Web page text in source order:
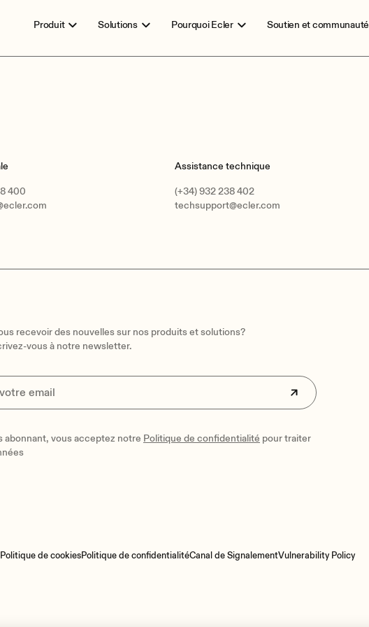
Produit Solutions Pourquoi Ecler Soutien et communauté
400
Assistance technique
(+34) 932 238 402
techsupport@ecler.com
recevoir des nouvelles sur nos produits et solutions?
vous à notre newsletter.
abonnant, vous acceptez notre Politique de confidentialité pour traiter
Politique de cookiesPolitique de confidentialitéCanal de SignalementVulnerability Policy